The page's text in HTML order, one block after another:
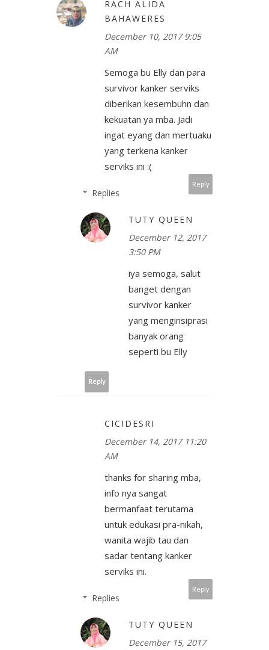
RACH ALIDA
BAHAWERES
December 10, 2017 9:05
AM
Semoga bu Elly dan para
survivor kanker serviks
diberikan kesembuhn dan
kekuatan ya mba. Jadi
ingat eyang dan mertuaku
yang terkena kanker
serviks ini :(
Reply
Replies
TUTY QUEEN
December 12, 2017
3:50 PM
iya semoga, salut
banget dengan
survivor kanker
yang menginsiprasi
banyak orang
seperti bu Elly
Reply
CICIDESRI
December 14, 2017 11:20
AM
thanks for sharing mba,
info nya sangat
bermanfaat terutama
untuk edukasi pra-nikah,
wanita wajib tau dan
sadar tentang kanker
serviks ini.
Reply
Replies
TUTY QUEEN
December 15, 2017